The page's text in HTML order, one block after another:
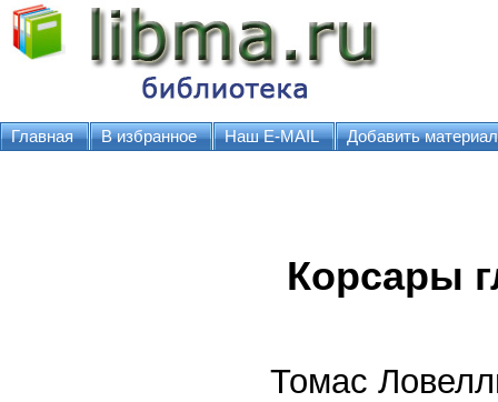
Главная В избранное Наш E-MAIL Добавить материал
Корсары
Томас